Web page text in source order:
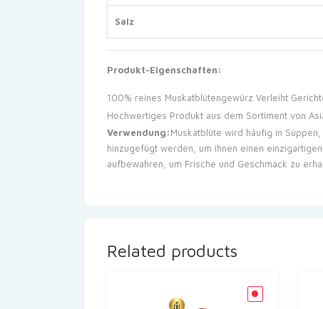
Salz
Produkt-Eigenschaften:
100% reines Muskatblütengewürz Verleiht
Hochwertiges Produkt aus dem Sortiment von
Verwendung:Muskatblüte wird häufig in
hinzugefügt werden, um ihnen einen
aufbewahren, um Frische und Geschmack zu
Related products